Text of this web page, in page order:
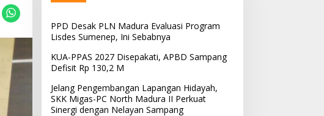
PPD Desak PLN Madura Evaluasi Program
Lisdes Sumenep, Ini Sebabnya
KUA-PPAS 2027 Disepakati, APBD Sampang
Defisit Rp 130,2 M
Jelang Pengembangan Lapangan Hidayah,
SKK Migas-PC North Madura II Perkuat
Sinergi dengan Nelayan Sampang